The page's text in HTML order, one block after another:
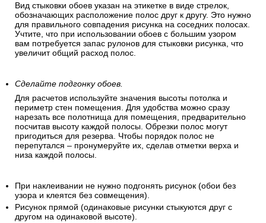
Вид стыковки обоев указан на этикетке в виде стрелок,
обозначающих расположение полос друг к другу. Это нужно
для правильного совпадения рисунка на соседних полосах.
Учтите, что при использовании обоев с большим узором
вам потребуется запас рулонов для стыковки рисунка, что
увеличит общий расход полос.
Сделайте подгонку обоев.
Для расчетов используйте значения высоты потолка и
периметр стен помещения. Для удобства можно сразу
нарезать все полотнища для помещения, предварительно
посчитав высоту каждой полосы. Обрезки полос могут
пригодиться для резерва. Чтобы порядок полос не
перепутался – пронумеруйте их, сделав отметки верха и
низа каждой полосы.
При наклеивании не нужно подгонять рисунок (обои без
узора и клеятся без совмещения).
Рисунок прямой (одинаковые рисунки стыкуются друг с
другом на одинаковой высоте).